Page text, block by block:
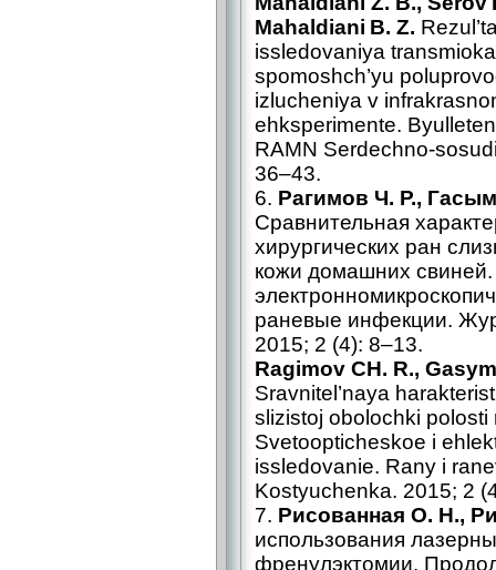
Mahaldiani B. Z.
issledovaniya
spomoshch’yu
izlucheniya v
ehksperimente.
RAMN Serdechno-
36–43.
6. Рагимов Ч. Р.,
Сравнительная
хирургических ран
кожи домашних свиней.
раневые инфекции.
2015; 2 (4): 8–13.
Ragimov CH. R.,
Sravnitel’naya
slizistoj obolochki
Svetoopticheskoe i
issledovanie. Rany i
Kostyuchenka. 2015; 2
7. Рисованная О. Н.,
использования
френулэктомии.